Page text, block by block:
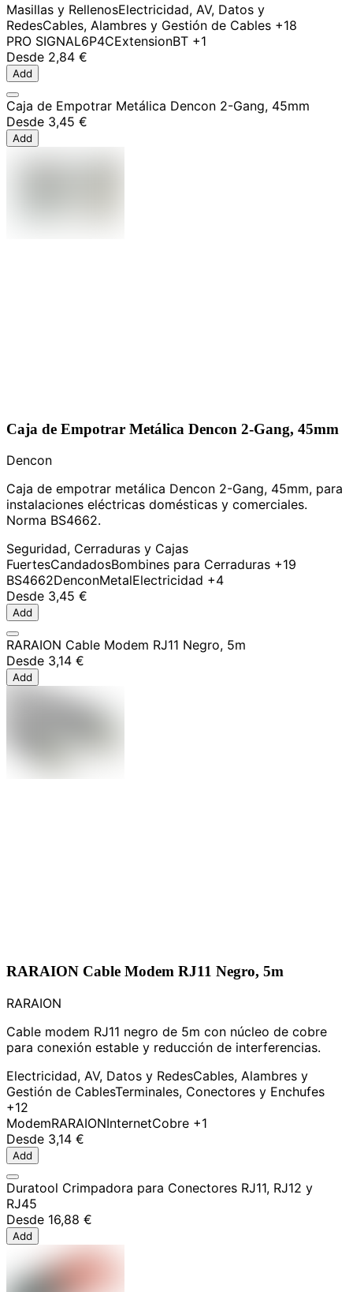
Masillas y RellenosElectricidad, AV, Datos y
RedesCables, Alambres y Gestión de Cables +18
PRO SIGNAL6P4CExtensionBT +1
Desde 2,84 €
Add
Caja de Empotrar Metálica Dencon 2-Gang, 45mm
Desde 3,45 €
Add
Caja de Empotrar Metálica Dencon 2-Gang, 45mm
Dencon
Caja de empotrar metálica Dencon 2-Gang, 45mm, para
instalaciones eléctricas domésticas y comerciales.
Norma BS4662.
Seguridad, Cerraduras y Cajas
FuertesCandadosBombines para Cerraduras +19
BS4662DenconMetalElectricidad +4
Desde 3,45 €
Add
RARAION Cable Modem RJ11 Negro, 5m
Desde 3,14 €
Add
RARAION Cable Modem RJ11 Negro, 5m
RARAION
Cable modem RJ11 negro de 5m con núcleo de cobre
para conexión estable y reducción de interferencias.
Electricidad, AV, Datos y RedesCables, Alambres y
Gestión de CablesTerminales, Conectores y Enchufes
+12
ModemRARAIONInternetCobre +1
Desde 3,14 €
Add
Duratool Crimpadora para Conectores RJ11, RJ12 y
RJ45
Desde 16,88 €
Add